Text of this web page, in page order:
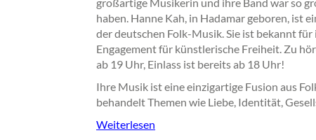
haben. Hanne Kah, in Hadamar geboren, ist
der deutschen Folk-Musik. Sie ist bekannt
Engagement für künstlerische Freiheit. Zu
ab 19 Uhr, Einlass ist bereits ab 18 Uhr!
Ihre Musik ist eine einzigartige Fusion aus
behandelt Themen wie Liebe, Identität,
Weiterlesen